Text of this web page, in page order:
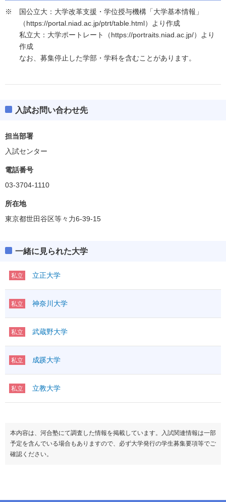
国公立大：大学改革支援・学位授与機構「大学基本情報」
（https://portal.niad.ac.jp/ptrt/table.html）より作成
私立大：大学ポートレート（https://portraits.niad.ac.jp/）より
作成
なお、募集停止した学部・学科を含むことがあります。
入試お問い合わせ先
担当部署
入試センター
電話番号
03-3704-1110
所在地
東京都世田谷区等々力6-39-15
一緒に見られた大学
私立 立正大学
私立 神奈川大学
私立 武蔵野大学
私立 成蹊大学
私立 立教大学
本内容は、河合塾にて調査した情報を掲載しています。入試関連情報は一部
予定を含んでいる場合もありますので、必ず大学発行の学生募集要項等でご
確認ください。